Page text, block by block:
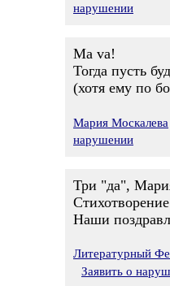
нарушении
Ma va!
Тогда пусть
(хотя ему по
Мария Москалева
нарушении
Три "да",
Наши
Литературный
Заявить о